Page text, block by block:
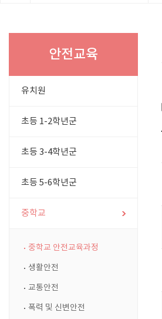
안전교육
유치원
초등 1-2학년군
초등 3-4학년군
초등 5-6학년군
중학교
중학교 안전교육과정
생활안전
교통안전
폭력 및 신변안전